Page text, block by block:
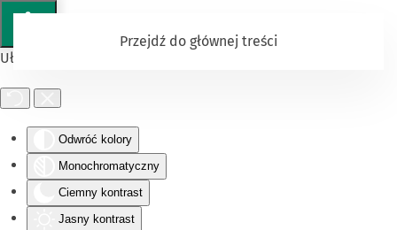
Ułatwienia dostępu
Odwróć kolory
Monochromatyczny
Ciemny kontrast
Jasny kontrast
Przejdź do głównej treści